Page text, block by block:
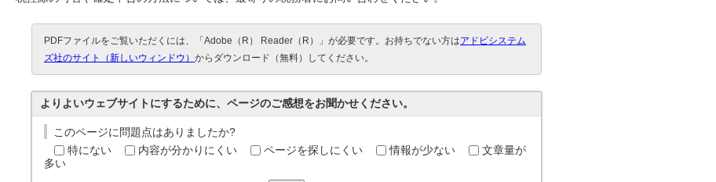
PDFファイルをご覧いただくには、「Adobe（R） Reader（R）」が必要です。お持ちでない方はアドビシステム
ズ社のサイト（新しいウィンドウ） からダウンロード（無料）してください。
よりよいウェブサイトにするために、ページのご感想をお聞かせください。
このページに問題点はありましたか?
特にない
内容が分かりにくい ページを探しにくい 情報が少ない
文章量が
多い